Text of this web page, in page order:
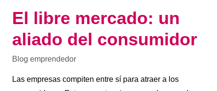
El libre mercado: un
aliado del consumidor
Blog emprendedor
Las empresas compiten entre sí para atraer a los